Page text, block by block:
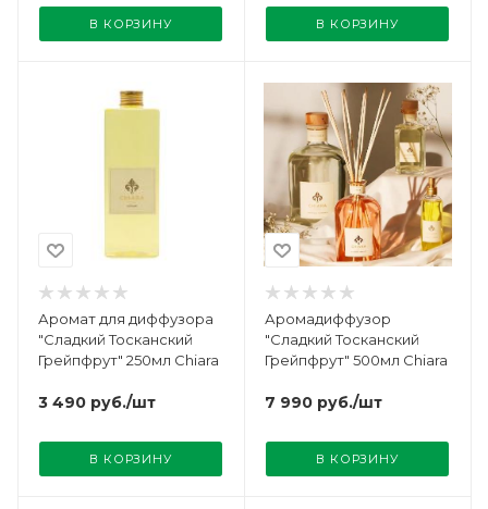
В КОРЗИНУ В КОРЗИНУ
Аромат для диффузора
"Сладкий Тосканский
Грейпфрут" 250мл Chiara
3 490 руб./шт
В КОРЗИНУ
Аромадиффузор
"Сладкий Тосканский
Грейпфрут" 500мл Chiara
7 990 руб./шт
В КОРЗИНУ